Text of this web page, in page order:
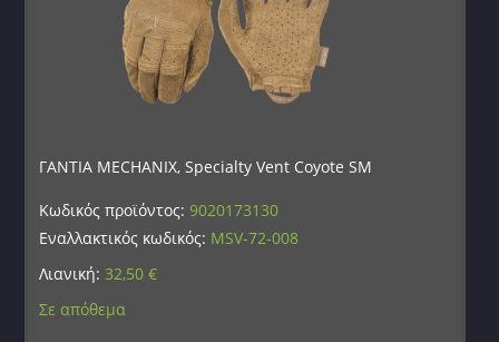
ΓΑΝΤΙΑ MECHANIX, Specialty Vent Coyote SM
Κωδικός προϊόντος:9020173130
Εναλλακτικός κωδικός: MSV-72-008
Λιανική: 32,50€
Σε απόθεμα